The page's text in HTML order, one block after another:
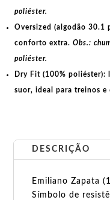
poliéster.
Oversized (algodão 30.1
conforto extra. Obs.:
poliéster.
Dry Fit (100% poliéster):
suor, ideal para treinos e
DESCRIÇÃO
Emiliano Zapata
Símbolo de